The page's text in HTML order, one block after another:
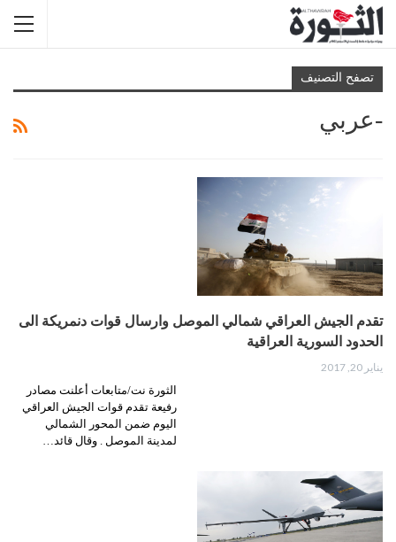
تصفح التصنيف
-عربي
تقدم الجيش العراقي شمالي الموصل وارسال قوات دنمريكة الى
الحدود السورية العراقية
يناير 20, 2017
الثورة نت/متابعات أعلنت مصادر
رفيعة تقدم قوات الجيش العراقي
اليوم ضمن المحور الشمالي
لمدينة الموصل . وقال قائد…